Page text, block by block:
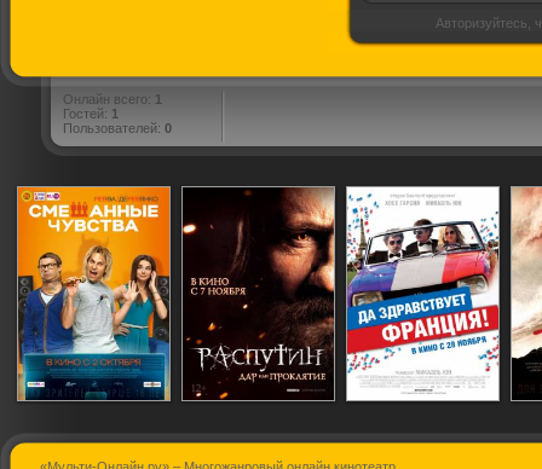
Авторизуйтесь,
Онлайн всего: 1
Гостей: 1
Пользователей: 0